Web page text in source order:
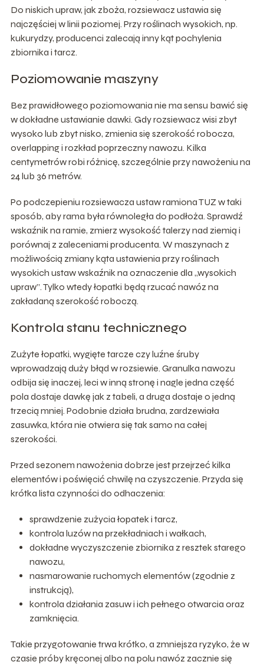
Do niskich upraw, jak zboża, rozsiewacz ustawia się
najczęściej w linii poziomej. Przy roślinach wysokich, np.
kukurydzy, producenci zalecają inny kąt pochylenia
zbiornika i tarcz.
Poziomowanie maszyny
Bez prawidłowego poziomowania nie ma sensu bawić się
w dokładne ustawianie dawki. Gdy rozsiewacz wisi zbyt
wysoko lub zbyt nisko, zmienia się szerokość robocza,
overlapping i rozkład poprzeczny nawozu. Kilka
centymetrów robi różnicę, szczególnie przy nawożeniu na
24 lub 36 metrów.
Po podczepieniu rozsiewacza ustaw ramiona TUZ w taki
sposób, aby rama była równoległa do podłoża. Sprawdź
wskaźnik na ramie, zmierz wysokość talerzy nad ziemią i
porównaj z zaleceniami producenta. W maszynach z
możliwością zmiany kąta ustawienia przy roślinach
wysokich ustaw wskaźnik na oznaczenie dla „wysokich
upraw”. Tylko wtedy łopatki będą rzucać nawóz na
zakładaną szerokość roboczą.
Kontrola stanu technicznego
Zużyte łopatki, wygięte tarcze czy luźne śruby
wprowadzają duży błąd w rozsiewie. Granulka nawozu
odbija się inaczej, leci w inną stronę i nagle jedna część
pola dostaje dawkę jak z tabeli, a druga dostaje o jedną
trzecią mniej. Podobnie działa brudna, zardzewiała
zasuwka, która nie otwiera się tak samo na całej
szerokości.
Przed sezonem nawożenia dobrze jest przejrzeć kilka
elementów i poświęcić chwilę na czyszczenie. Przyda się
krótka lista czynności do odhaczenia:
sprawdzenie zużycia łopatek i tarcz,
kontrola luzów na przekładniach i wałkach,
dokładne wyczyszczenie zbiornika z resztek starego
nawozu,
nasmarowanie ruchomych elementów (zgodnie z
instrukcją),
kontrola działania zasuw i ich pełnego otwarcia oraz
zamknięcia.
Takie przygotowanie trwa krótko, a zmniejsza ryzyko, że w
czasie próby kręconej albo na polu nawóz zacznie się